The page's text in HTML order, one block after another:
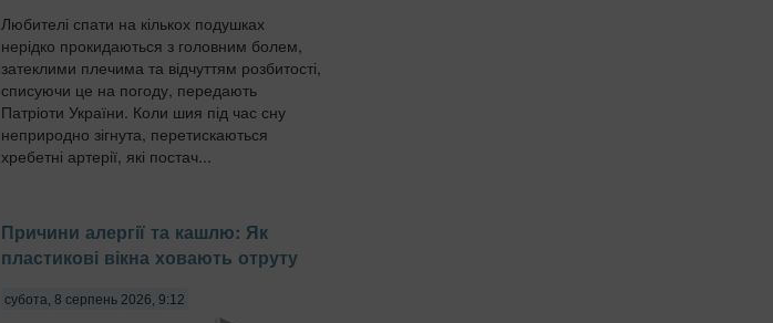
Любителі спати на кількох подушках
нерідко прокидаються з головним болем,
затеклими плечима та відчуттям розбитості,
списуючи це на погоду, передають
Патріоти України. Коли шия під час сну
неприродно зігнута, перетискаються
хребетні артерії, які постач...
Причини алергії та кашлю: Як
пластикові вікна ховають отруту
субота, 8 серпень 2026, 9:12